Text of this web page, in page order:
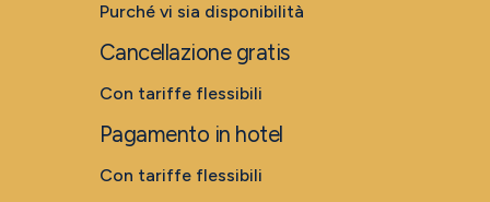
Purché vi sia disponibilità
Cancellazione gratis
Con tariffe flessibili
Pagamento in hotel
Con tariffe flessibili